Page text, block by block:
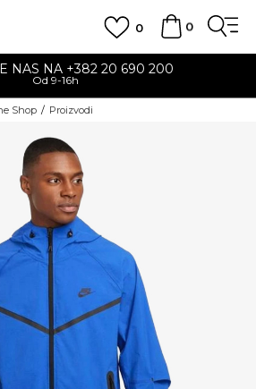
0
0
NAS NA +382 20 690 200
Od 9-16h
Shop Proizvodi